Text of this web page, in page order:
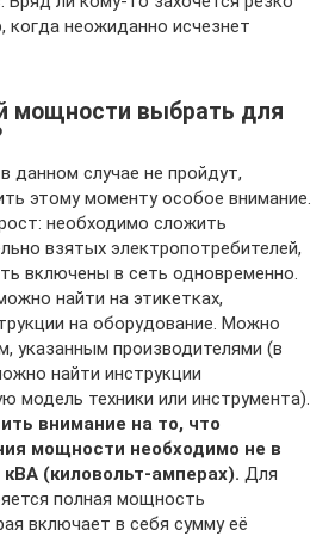
когда неожиданно исчезнет
мощности выбрать для
данном случае не пройдут,
этому моменту особое внимание.
необходимо сложить
взятых электропотребителей,
включены в сеть одновременно.
найти на этикетках,
на оборудование. Можно
указанным производителями (в
найти инструкции
модель техники или инструмента).
внимание на то, что
мощности необходимо не в
(киловольт-амперах). Для
полная мощность
включает в себя сумму её